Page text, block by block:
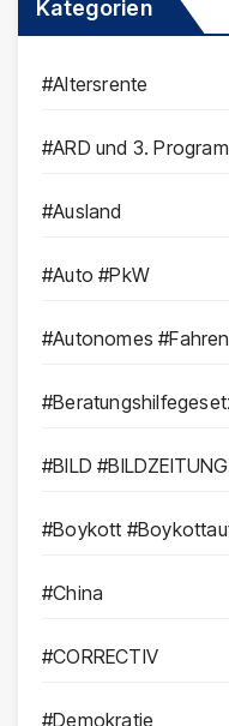
Kategorien
#Altersrente
#ARD und 3.
#Ausland
#Auto #PkW
#Autonomes #Fahren
#BILD #BILDZEITUNG
#Boykott
#China
#CORRECTIV
#Demokratie